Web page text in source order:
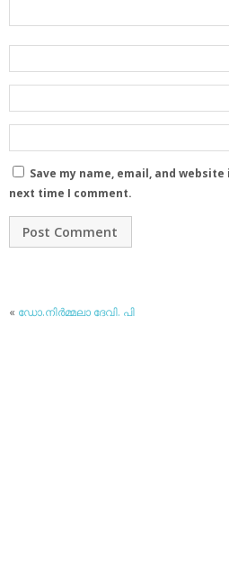
Save my name, email, and
next time I comment.
« ഡോ.നിര്‍മ്മലാ ദേവി. പി